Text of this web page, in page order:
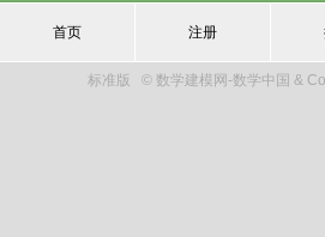
首页 注册
标准版 © 数学建模网-数学中国 &